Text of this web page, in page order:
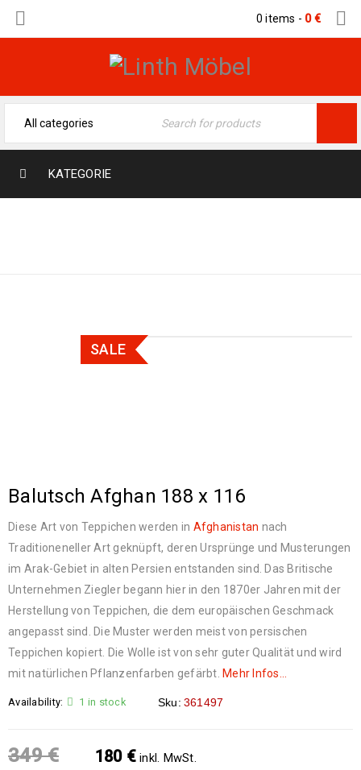
0 items - 0€
KATEGORIE
SALE
Balutsch Afghan 188 x 116
Diese Art von Teppichen werden in Afghanistan nach
Traditioneneller Art geknüpft, deren Ursprünge und Musterungen
im Arak-Gebiet in alten Persien entstanden sind. Das Britische
Unternehmen Ziegler begann hier in den 1870er Jahren mit der
Herstellung von Teppichen, die dem europäischen Geschmack
angepasst sind. Die Muster werden meist von persischen
Teppichen kopiert. Die Wolle ist von sehr guter Qualität und wird
mit natürlichen Pflanzenfarben gefärbt. Mehr Infos…
Availability: 1 in stock Sku: 361497
349€ 180 € inkl. MwSt.